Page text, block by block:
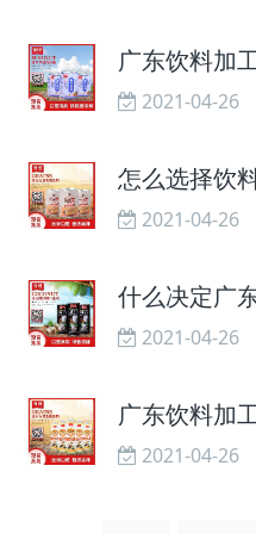
广东饮料加
2021-04-26
怎么选择饮
2021-04-26
什么决定广
2021-04-26
广东饮料加
2021-04-26